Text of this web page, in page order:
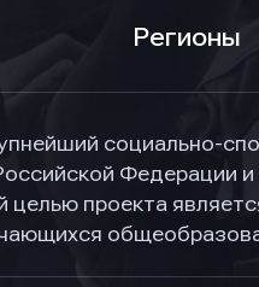
Регионы
социально-
Федерации
целью проекта